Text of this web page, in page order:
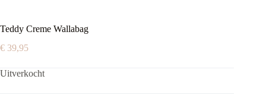
Teddy Creme Wallabag
€ 39,95
Uitverkocht